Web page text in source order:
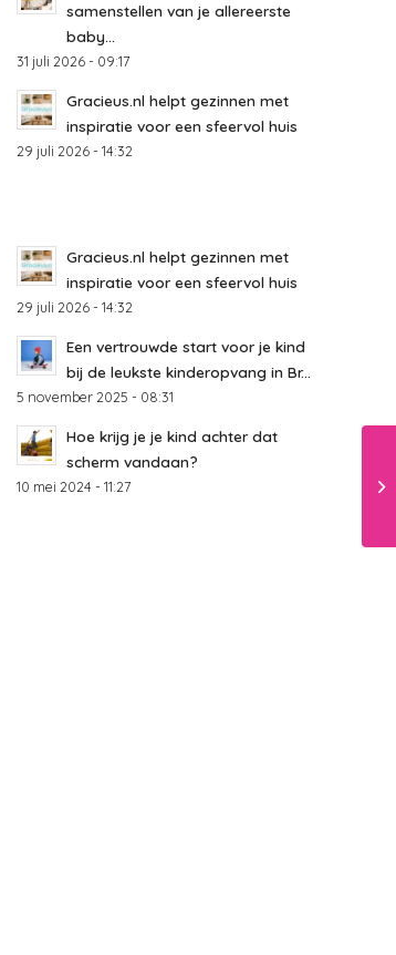
samenstellen van je allereerste
baby...
31 juli 2026 - 09:17
Gracieus.nl helpt gezinnen met
inspiratie voor een sfeervol huis
29 juli 2026 - 14:32
Gracieus.nl helpt gezinnen met
inspiratie voor een sfeervol huis
29 juli 2026 - 14:32
Een vertrouwde start voor je kind
bij de leukste kinderopvang in Br...
5 november 2025 - 08:31
Hoe krijg je je kind achter dat
scherm vandaan?
10 mei 2024 - 11:27